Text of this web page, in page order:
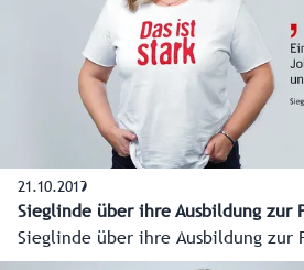
21.10.2019
Sieglinde über ihre Ausbildung zur
Sieglinde über ihre Ausbildung zur